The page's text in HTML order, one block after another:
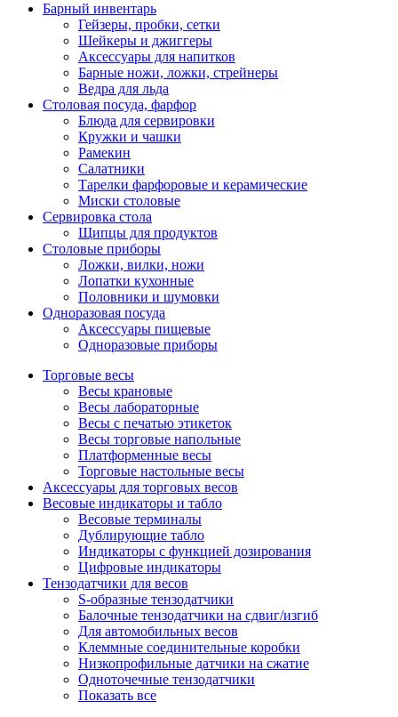
Барный инвентарь
Гейзеры, пробки, сетки
Шейкеры и джиггеры
Аксессуары для напитков
Барные ножи, ложки, стрейнеры
Ведра для льда
Столовая посуда, фарфор
Блюда для сервировки
Кружки и чашки
Рамекин
Салатники
Тарелки фарфоровые и керамические
Миски столовые
Сервировка стола
Щипцы для продуктов
Столовые приборы
Ложки, вилки, ножи
Лопатки кухонные
Половники и шумовки
Одноразовая посуда
Аксессуары пищевые
Одноразовые приборы
Торговые весы
Весы крановые
Весы лабораторные
Весы с печатью этикеток
Весы торговые напольные
Платформенные весы
Торговые настольные весы
Аксессуары для торговых весов
Весовые индикаторы и табло
Весовые терминалы
Дублирующие табло
Индикаторы с функцией дозирования
Цифровые индикаторы
Тензодатчики для весов
S-образные тензодатчики
Балочные тензодатчики на сдвиг/изгиб
Для автомобильных весов
Клеммные соединительные коробки
Низкопрофильные датчики на сжатие
Одноточечные тензодатчики
Показать все